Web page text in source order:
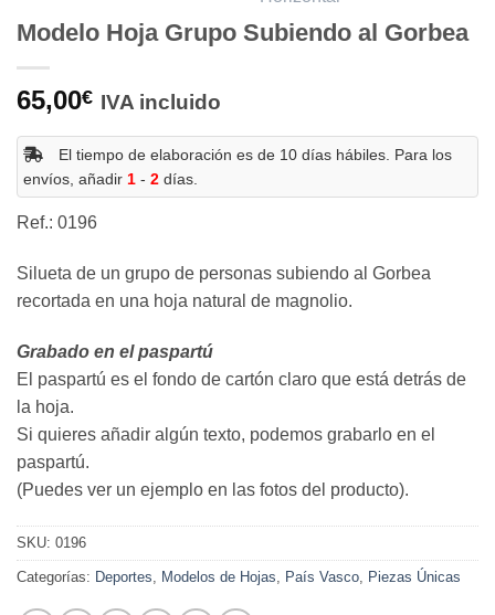
Modelo Hoja Grupo Subiendo al Gorbea
65,00€ IVA incluido
El tiempo de elaboración es de 10 días hábiles. Para los
envíos, añadir 1 - 2 días.
Ref.: 0196
Silueta de un grupo de personas subiendo al Gorbea
recortada en una hoja natural de magnolio.
Grabado en el paspartú
El paspartú es el fondo de cartón claro que está detrás de
la hoja.
Si quieres añadir algún texto, podemos grabarlo en el
paspartú.
(Puedes ver un ejemplo en las fotos del producto).
SKU: 0196
Categorías: Deportes, Modelos de Hojas, País Vasco, Piezas Únicas